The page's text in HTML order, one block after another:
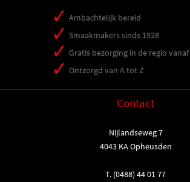
Ambachtelijk bereid
Smaakmakers sinds 1928
Gratis bezorging in de regio vanaf
Ontzorgd van A tot Z
Contact
Nijlandseweg 7
4043 KA Opheusden
T. (0488) 44 01 77